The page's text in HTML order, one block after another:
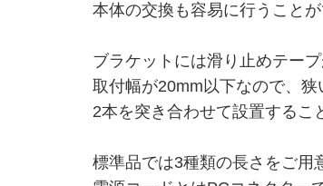
本体の交換も容易に行うことが
ブラケットには滑り止めテー
取付幅が20mm以下なので、狭
2本を突き合わせて設置するこ
標準品では3種類の長さをご用